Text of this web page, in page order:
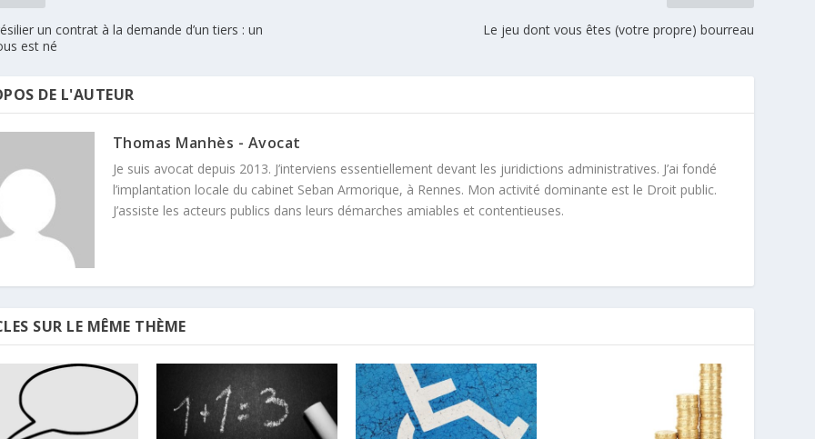
un contrat à la demande d’un tiers : un
est né
Le jeu dont vous êtes (votre propre) bourreau
DE L'AUTEUR
Thomas Manhès - Avocat
Je suis avocat depuis 2013. J’interviens essentiellement devant les juridictions administratives. J’ai fondé
l’implantation locale du cabinet Seban Armorique, à Rennes. Mon activité dominante est le Droit public.
J’assiste les acteurs publics dans leurs démarches amiables et contentieuses.
SUR LE MÊME THÈME